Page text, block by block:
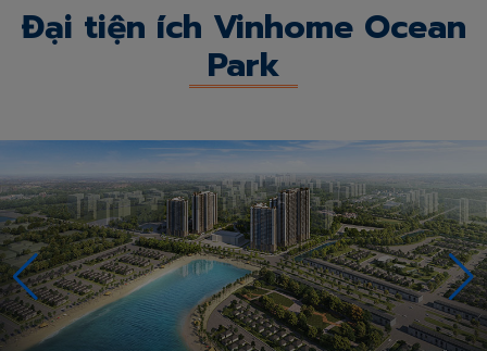
Đại tiện ích Vinhome Ocean
Park